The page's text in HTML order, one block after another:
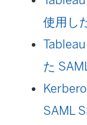
使用し
た
SAML